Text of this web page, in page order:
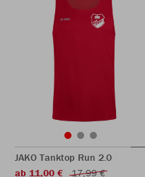
JAKO Tanktop Run 2.0
ab 11,00 €
17,99 €